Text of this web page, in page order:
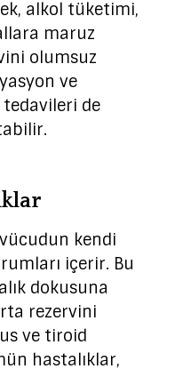
alkol tüketimi,
maruz
olumsuz
ve
de
kendi
içerir. Bu
dokusuna
rezervini
ve tiroid
hastalıklar,